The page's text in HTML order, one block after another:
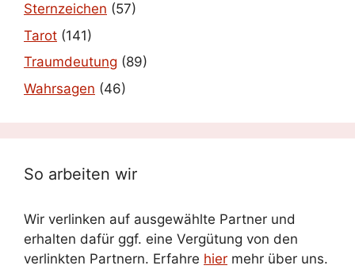
Sternzeichen (57)
Tarot (141)
Traumdeutung (89)
Wahrsagen (46)
So arbeiten wir
Wir verlinken auf ausgewählte Partner und
erhalten dafür ggf. eine Vergütung von den
verlinkten Partnern. Erfahre hier mehr über uns.